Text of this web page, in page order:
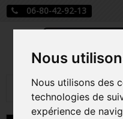
Nous
Nous utilisons des
technologies de
expérience de
06-80-42-92-13